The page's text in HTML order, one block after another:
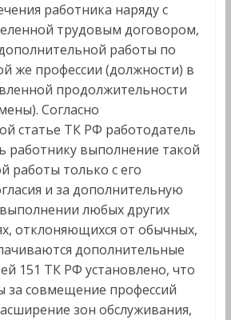
работника наряду с
трудовым договором,
работы по
же профессии (должности) в
продолжительности
Согласно
статье ТК РФ работодатель
работнику выполнение такой
работы только с его
и за дополнительную
любых других
отклоняющихся от обычных,
дополнительные
151 ТК РФ установлено, что
за совмещение профессий
зон обслуживания,